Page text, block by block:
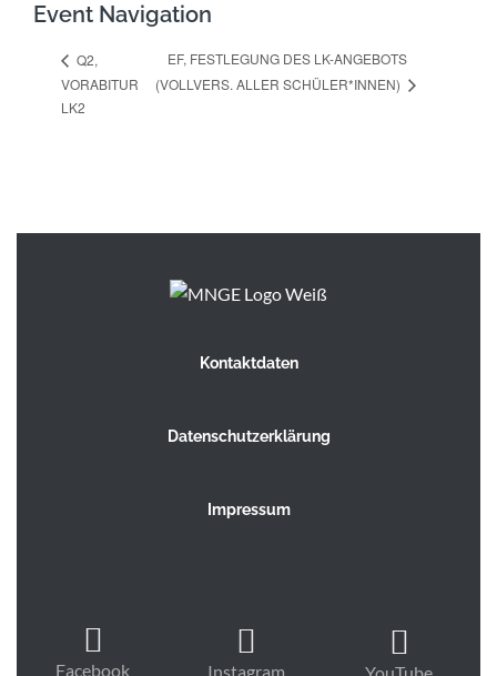
Event Navigation
Q2,
VORABITUR
LK2
EF, FESTLEGUNG DES LK-ANGEBOTS
(VOLLVERS. ALLER SCHÜLER*INNEN)
Kontaktdaten
Datenschutzerklärung
Impressum
Facebook Instagram